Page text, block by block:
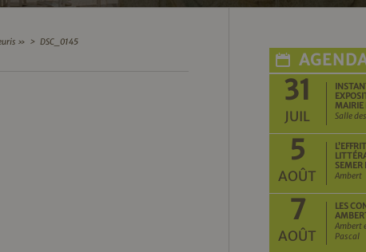
» > DSC_0145
31
JUIL
MAIRIE
Salle
5
AOÛT
SEMER
Ambert
7
AOÛT
LES
Ambert
Pascal